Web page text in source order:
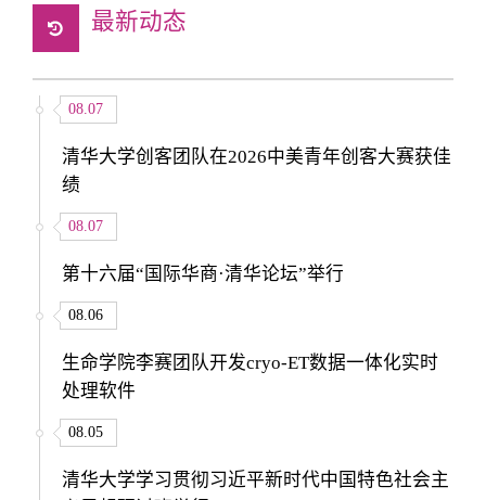
最新动态
08.07
清华大学创客团队在2026中美青年创客大赛获佳
绩
08.07
第十六届“国际华商·清华论坛”举行
08.06
生命学院李赛团队开发cryo-ET数据一体化实时
处理软件
08.05
清华大学学习贯彻习近平新时代中国特色社会主